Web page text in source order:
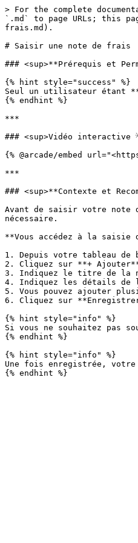
> For the complete
`.md` to page URLs; this
frais.md).
# Saisir une note de frais
### <sup>**Prérequis et
{% hint style="success" %}
Seul un utilisateur étant
{% endhint %}
***
### <sup>Vidéo interactive
{% @arcade/embed
***
### <sup>**Contexte et
Avant de saisir votre note
nécessaire.
**Vous accédez à la saisie
1. Depuis votre tableau
2. Cliquez sur **+
3. Indiquez le titre de la
4. Indiquez les détails de
5. Vous pouvez ajouter
6. Cliquez sur
{% hint style="info" %}
Si vous ne souhaitez pas
{% endhint %}
{% hint style="info" %}
Une fois enregistrée,